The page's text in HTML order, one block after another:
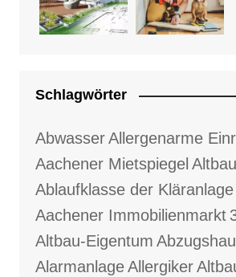
Schlagwörter
AbwasserAllergenarme
Aachener Mietspiegel
Ablaufklasse der Kläranlage
Aachener Immobilienmarkt
Altbau-Eigentum
AlarmanlageAllergiker